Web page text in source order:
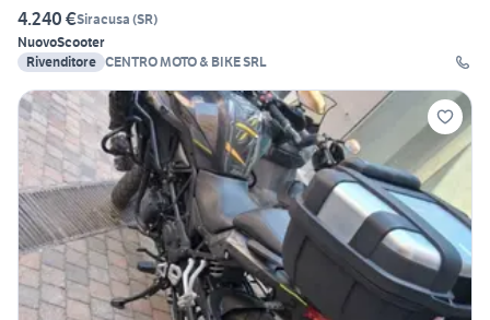
4.240 €Siracusa (SR)
NuovoScooter
Rivenditore
CENTRO MOTO & BIKE SRL